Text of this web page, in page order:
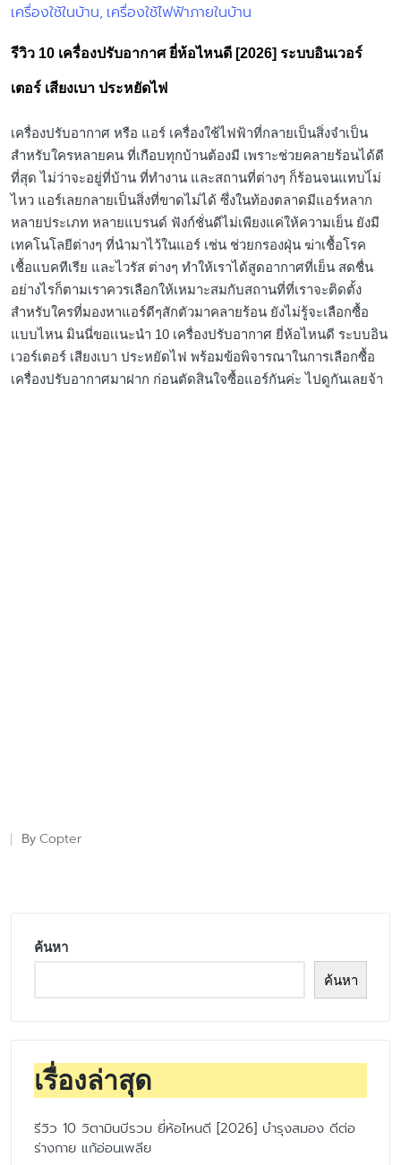
Posted
เครื่องใช้ในบ้าน เครื่องใช้ไฟฟ้าภายในบ้าน
รีวิว 10 เครื่องปรับอากาศ ยี่ห้อไหนดี [2026] ระบบอินเวอร์
เตอร์ เสียงเบา ประหยัดไฟ
เครื่องปรับอากาศ หรือ แอร์ เครื่องใช้ไฟฟ้าที่กลายเป็นสิ่งจำเป็น
สำหรับใครหลายคน ที่เกือบทุกบ้านต้องมี เพราะช่วยคลายร้อนได้ดี
ที่สุด ไม่ว่าจะอยู่ที่บ้าน ที่ทำงาน และสถานที่ต่างๆ ก็ร้อนจนแทบไ่ม่
ไหว แอร์เลยกลายเป็นสิ่งที่ขาดไม่ได้ ซึ่งในท้องตลาดมีแอร์หลาก
หลายประเภท หลายแบรนด์ ฟังก์ชั่นดีไม่เพียงแค่ให้ความเย็น ยังมี
เทคโนโลยีต่างๆ ที่นำมาไว้ในแอร์ เช่น ช่วยกรองฝุ่น ฆ่าเชื้อโรค
เชื้อแบคทีเรีย และไวรัส ต่างๆ ทำให้เราได้สูดอากาศที่เย็น สดชื่น
อย่างไรก็ตามเราควรเลือกให้เหมาะสมกับสถานที่ที่เราจะติดตั้ง
สำหรับใครที่มองหาแอร์ดีๆสักตัวมาคลายร้อน ยังไม่รู้จะเลือกซื้อ
แบบไหน มินนี่ขอเเนะนำ 10 เครื่องปรับอากาศ ยี่ห้อไหนดี ระบบอิน
เวอร์เตอร์ เสียงเบา ประหยัดไฟ พร้อมข้อพิจารณาในการเลือกซื้อ
เครื่องปรับอากาศมาฝาก ก่อนตัดสินใจซื้อแอร์กันค่ะ ไปดูกันเลยจ้า
Posted
By Copter
ค้นหา
ค้นหา
เรื่องล่าสุด
รีวิว 10 วิตามินบีรวม ยี่ห้อไหนดี [2026] บำรุงสมอง ดีต่อ
ร่างกาย แก้อ่อนเพลีย